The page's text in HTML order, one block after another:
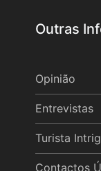
Outras
Opinião
Entrevistas
Turista
Contactos